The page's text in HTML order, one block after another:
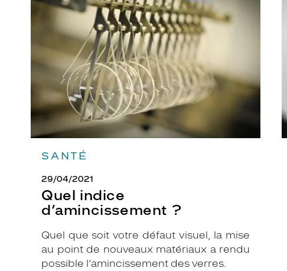
SANTÉ
29/04/2021
Quel indice
d’amincissement ?
Quel que soit votre défaut visuel, la mise
au point de nouveaux matériaux a rendu
possible l’amincissement des verres.
d’amincissement